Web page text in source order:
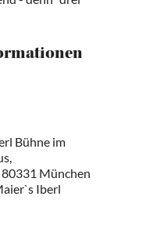
Bühne im
München
Iberl